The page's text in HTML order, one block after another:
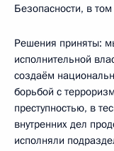
Безопасности, в
Решения приняты:
исполнительной
создаём
борьбой с
преступностью, в
внутренних дел
исполняли